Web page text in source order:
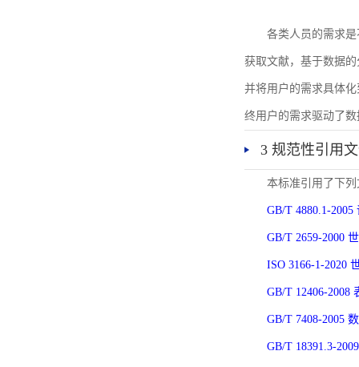
各类人员的需求
获取文献，基于数据
并将用户的需求具体
终用户的需求驱动了
3 规范性引用
本标准引用了下
GB/T 4880.1-
GB/T 2659-2000
ISO 3166-1-2020
GB/T 12406-2008
GB/T 7408-2005
GB/T 18391.3-